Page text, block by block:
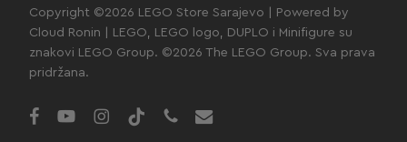
Copyright ©2026 LEGO Store Sarajevo | Powered by
Cloud Ronin | LEGO, LEGO logo, DUPLO i Minifigure su
znakovi LEGO Group. ©2026 The LEGO Group. Sva prava
pridržana.
facebookyoutubeinstagram
tiktok phoneemail